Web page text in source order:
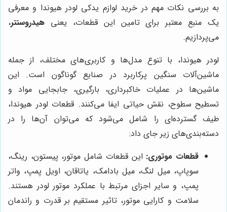
به بررسی نکات مهم در خرید لوازم یدکی لودر هیوندا و معرفی
یک منبع معتبر برای تامین این قطعات، یعنی هیدروسنتر،
می‌پردازیم.
لودر هیوندا، با تنوع مدل‌ها و کاربری‌های مختلف، از جمله
ماشین‌آلات سنگین پرکاربرد در صنایع گوناگون است. این
ماشین‌ها در عملیات خاکبرداری، بارگیری، جابجایی مواد و
تسطیح سطوح، نقش حیاتی ایفا می‌کنند. قطعات لودر هیوندا،
طیف گسترده‌ای را شامل می‌شود که می‌توان آن‌ها را در
دسته‌بندی‌های زیر جای داد:
قطعات موتوری: این قطعات شامل موتور، پیستون، رینگ،
سوپاپ، میل لنگ، میل بادامک، یاتاقان، اویل پمپ، واتر
پمپ، و سایر اجزای مرتبط با عملکرد موتور لودر هستند.
سلامت و کارایی موتور، تاثیر مستقیم بر قدرت و راندمان